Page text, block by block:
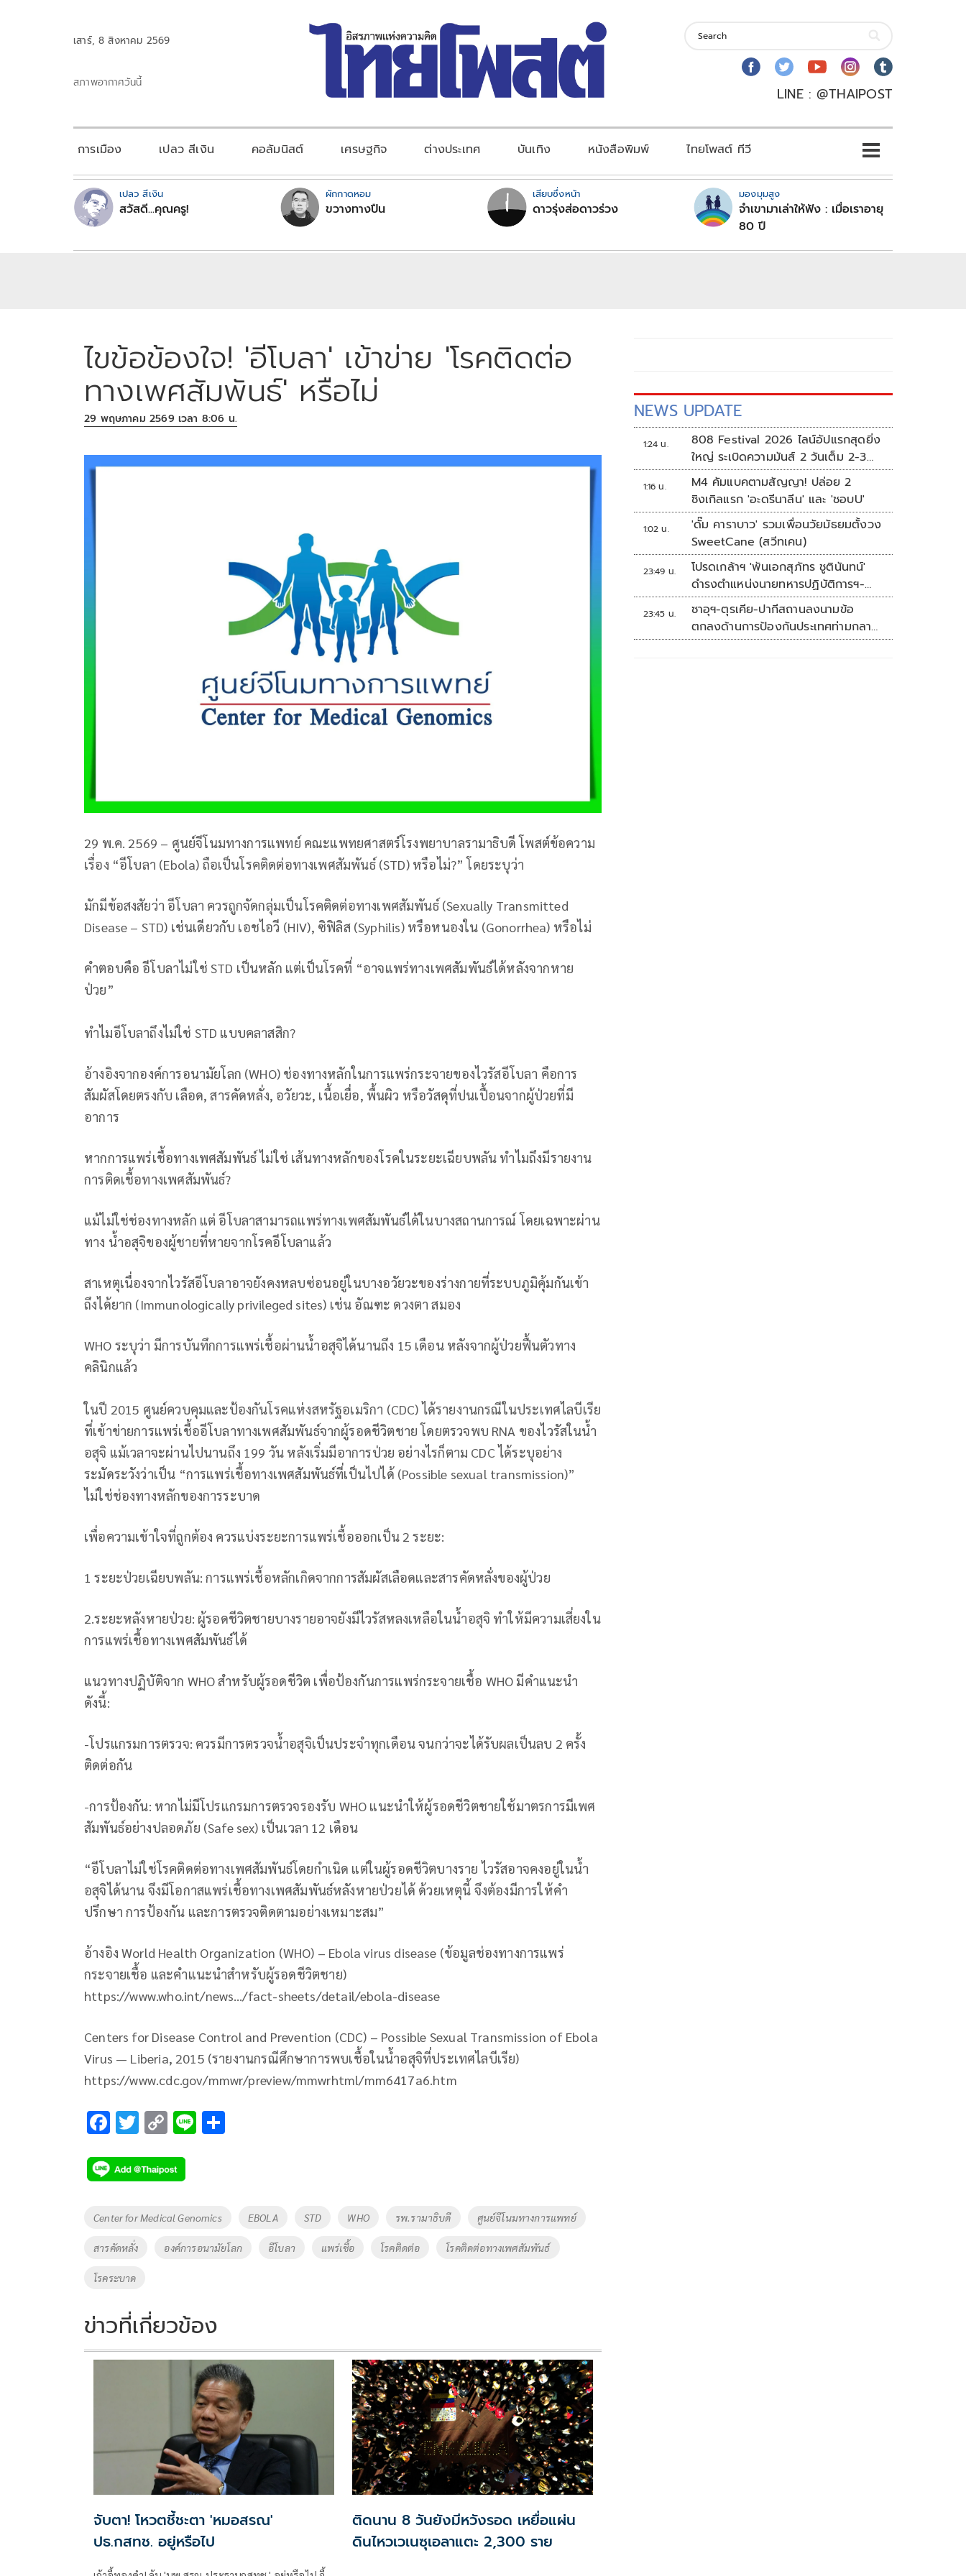
เสาร์, 8 สิงหาคม 2569
สภาพอากาศวันนี้
LINE : @THAIPOST
การเมือง เปลว สีเงิน คอลัมนิสต์ เศรษฐกิจ ต่างประเทศ บันเทิง หนังสือพิมพ์ ไทยโพสต์ ทีวี
เปลว สีเงิน
สวัสดี...คุณครู!
ผักกาดหอม
ขวางทางปืน
เสียบซึ่งหน้า
ดาวรุ่งส่อดาวร่วง
มองมุมสูง
จำเขามาเล่าให้ฟัง : เมื่อเราอายุ
80 ปี
ไขข้อข้องใจ! 'อีโบลา' เข้าข่าย 'โรคติดต่อ
ทางเพศสัมพันธ์' หรือไม่
29 พฤษภาคม 2569 เวลา 8:06 น.
29 พ.ค. 2569 – ศูนย์จีโนมทางการแพทย์ คณะแพทยศาสตร์โรงพยาบาลรามาธิบดี โพสต์ข้อความ
เรื่อง “อีโบลา (Ebola) ถือเป็นโรคติดต่อทางเพศสัมพันธ์ (STD) หรือไม่?” โดยระบุว่า
มักมีข้อสงสัยว่า อีโบลา ควรถูกจัดกลุ่มเป็นโรคติดต่อทางเพศสัมพันธ์ (Sexually Transmitted
Disease – STD) เช่นเดียวกับ เอชไอวี (HIV), ซิฟิลิส (Syphilis) หรือหนองใน (Gonorrhea) หรือไม่
คำตอบคือ อีโบลาไม่ใช่ STD เป็นหลัก แต่เป็นโรคที่ “อาจแพร่ทางเพศสัมพันธ์ได้หลังจากหาย
ป่วย”
ทำไมอีโบลาถึงไม่ใช่ STD แบบคลาสสิก?
อ้างอิงจากองค์การอนามัยโลก (WHO) ช่องทางหลักในการแพร่กระจายของไวรัสอีโบลา คือการ
สัมผัสโดยตรงกับ เลือด, สารคัดหลั่ง, อวัยวะ, เนื้อเยื่อ, พื้นผิว หรือวัสดุที่ปนเปื้อนจากผู้ป่วยที่มี
อาการ
หากการแพร่เชื้อทางเพศสัมพันธ์ ไม่ใช่ เส้นทางหลักของโรคในระยะเฉียบพลัน ทำไมถึงมีรายงาน
การติดเชื้อทางเพศสัมพันธ์?
แม้ไม่ใช่ช่องทางหลัก แต่ อีโบลาสามารถแพร่ทางเพศสัมพันธ์ได้ในบางสถานการณ์ โดยเฉพาะผ่าน
ทาง น้ำอสุจิของผู้ชายที่หายจากโรคอีโบลาแล้ว
สาเหตุเนื่องจากไวรัสอีโบลาอาจยังคงหลบซ่อนอยู่ในบางอวัยวะของร่างกายที่ระบบภูมิคุ้มกันเข้า
ถึงได้ยาก (Immunologically privileged sites) เช่น อัณฑะ ดวงตา สมอง
WHO ระบุว่า มีการบันทึกการแพร่เชื้อผ่านน้ำอสุจิได้นานถึง 15 เดือน หลังจากผู้ป่วยฟื้นตัวทาง
คลินิกแล้ว
ในปี 2015 ศูนย์ควบคุมและป้องกันโรคแห่งสหรัฐอเมริกา (CDC) ได้รายงานกรณีในประเทศไลบีเรีย
ที่เข้าข่ายการแพร่เชื้ออีโบลาทางเพศสัมพันธ์จากผู้รอดชีวิตชาย โดยตรวจพบ RNA ของไวรัสในน้ำ
อสุจิ แม้เวลาจะผ่านไปนานถึง 199 วัน หลังเริ่มมีอาการป่วย อย่างไรก็ตาม CDC ได้ระบุอย่าง
ระมัดระวังว่าเป็น “การแพร่เชื้อทางเพศสัมพันธ์ที่เป็นไปได้ (Possible sexual transmission)”
ไม่ใช่ช่องทางหลักของการระบาด
เพื่อความเข้าใจที่ถูกต้อง ควรแบ่งระยะการแพร่เชื้อออกเป็น 2 ระยะ:
1 ระยะป่วยเฉียบพลัน: การแพร่เชื้อหลักเกิดจากการสัมผัสเลือดและสารคัดหลั่งของผู้ป่วย
2.ระยะหลังหายป่วย: ผู้รอดชีวิตชายบางรายอาจยังมีไวรัสหลงเหลือในน้ำอสุจิ ทำให้มีความเสี่ยงใน
การแพร่เชื้อทางเพศสัมพันธ์ได้
แนวทางปฏิบัติจาก WHO สำหรับผู้รอดชีวิต เพื่อป้องกันการแพร่กระจายเชื้อ WHO มีคำแนะนำ
ดังนี้:
-โปรแกรมการตรวจ: ควรมีการตรวจน้ำอสุจิเป็นประจำทุกเดือน จนกว่าจะได้รับผลเป็นลบ 2 ครั้ง
ติดต่อกัน
-การป้องกัน: หากไม่มีโปรแกรมการตรวจรองรับ WHO แนะนำให้ผู้รอดชีวิตชายใช้มาตรการมีเพศ
สัมพันธ์อย่างปลอดภัย (Safe sex) เป็นเวลา 12 เดือน
“อีโบลาไม่ใช่โรคติดต่อทางเพศสัมพันธ์โดยกำเนิด แต่ในผู้รอดชีวิตบางราย ไวรัสอาจคงอยู่ในน้ำ
อสุจิได้นาน จึงมีโอกาสแพร่เชื้อทางเพศสัมพันธ์หลังหายป่วยได้ ด้วยเหตุนี้ จึงต้องมีการให้คำ
ปรึกษา การป้องกัน และการตรวจติดตามอย่างเหมาะสม”
อ้างอิง World Health Organization (WHO) – Ebola virus disease (ข้อมูลช่องทางการแพร่
กระจายเชื้อ และคำแนะนำสำหรับผู้รอดชีวิตชาย)
https://www.who.int/news…/fact-sheets/detail/ebola-disease
Centers for Disease Control and Prevention (CDC) – Possible Sexual Transmission of Ebola
Virus — Liberia, 2015 (รายงานกรณีศึกษาการพบเชื้อในน้ำอสุจิที่ประเทศไลบีเรีย)
https://www.cdc.gov/mmwr/preview/mmwrhtml/mm6417a6.htm
F
e
b
o
o
k
T
tt
er
C
p
y
Li
n
k
Li
Tags
Center for Medical Genomics EBOLA STD WHO รพ.รามาธิบดี ศูนย์จีโนมทางการแพทย์
สารคัดหลั่ง องค์การอนามัยโลก อีโบลา แพร่เชื้อ โรคติดต่อ โรคติดต่อทางเพศสัมพันธ์
โรคระบาด
ข่าวที่เกี่ยวข้อง
จับตา! โหวตชี้ชะตา 'หมอสรณ'
ปธ.กสทช. อยู่หรือไป
ติดนาน 8 วันยังมีหวังรอด เหยื่อแผ่น
ดินไหวเวเนซุเอลาแตะ 2,300 ราย
NEWS UPDATE
1:24 น.
808 Festival 2026 ไลน์อัปแรกสุดยิ่ง
ใหญ่ ระเบิดความมันส์ 2 วันเต็ม 2-3
ต.ค.นี้
1:16 น.
M4 คัมแบคตามสัญญา! ปล่อย 2
ซิงเกิลแรก 'อะดรีนาลีน' และ 'ชอบU'
1:02 น.
'ดั๊ม คาราบาว' รวมเพื่อนวัยมัธยมตั้งวง
SweetCane (สวีทเคน)
23:49 น.
โปรดเกล้าฯ 'พันเอกสุภัทร ชูตินันทน์'
ดำรงตำแหน่งนายทหารปฏิบัติการฯ-
พระราชทานยศ 'พลตรี'
23:45 น.
ซาอุฯ-ตุรเคีย-ปากีสถานลงนามข้อ
ตกลงด้านการป้องกันประเทศท่ามกลาง
สงครามในภูมิภาค